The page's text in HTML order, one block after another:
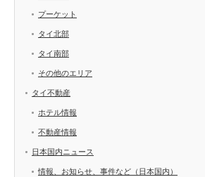
プーケット
タイ北部
タイ南部
その他のエリア
タイ不動産
ホテル情報
不動産情報
日本国内ニュース
情報、お知らせ、事件など（日本国内）